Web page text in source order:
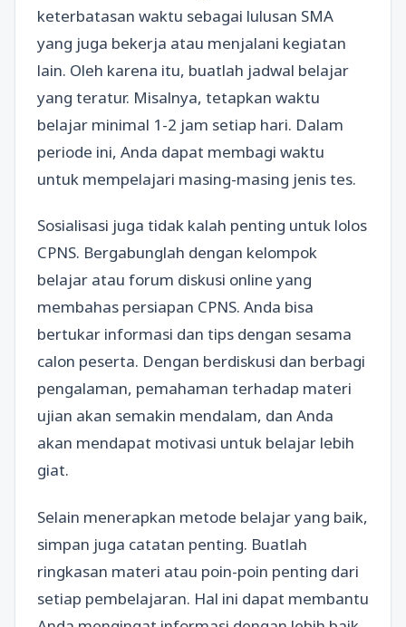
keterbatasan waktu sebagai lulusan SMA
yang juga bekerja atau menjalani kegiatan
lain. Oleh karena itu, buatlah jadwal belajar
yang teratur. Misalnya, tetapkan waktu
belajar minimal 1-2 jam setiap hari. Dalam
periode ini, Anda dapat membagi waktu
untuk mempelajari masing-masing jenis tes.
Sosialisasi juga tidak kalah penting untuk lolos
CPNS. Bergabunglah dengan kelompok
belajar atau forum diskusi online yang
membahas persiapan CPNS. Anda bisa
bertukar informasi dan tips dengan sesama
calon peserta. Dengan berdiskusi dan berbagi
pengalaman, pemahaman terhadap materi
ujian akan semakin mendalam, dan Anda
akan mendapat motivasi untuk belajar lebih
giat.
Selain menerapkan metode belajar yang baik,
simpan juga catatan penting. Buatlah
ringkasan materi atau poin-poin penting dari
setiap pembelajaran. Hal ini dapat membantu